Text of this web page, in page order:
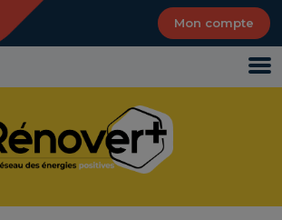
Mon compte
des cookies